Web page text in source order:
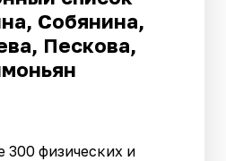
Собянина,
Пескова,
300 физических и